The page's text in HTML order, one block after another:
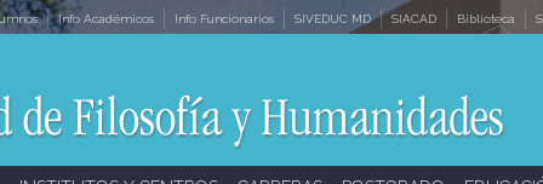
Info Académicos Info Funcionarios SIVEDUC MD SIACAD Biblioteca